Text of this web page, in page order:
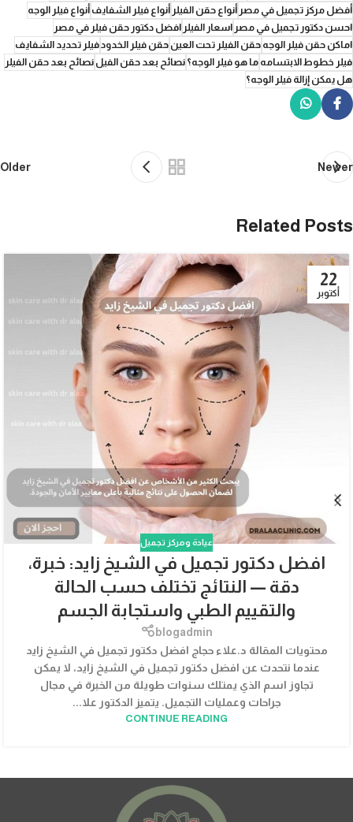
أفضل مركز تجميل في مصر أنواع حقن الفيلر أنواع فيلر الشفايف أنواع فيلر الوجه
احسن دكتور تجميل في مصر اسعار الفيلر افضل دكتور حقن فيلر في مصر
اماكن حقن فيلر الوجه حقن الفيلر تحت العين حقن فيلر الخدودفيلر تحديد الشفايف
فيلر خطوط الابتسامه ما هو فيلر الوجه؟ نصائح بعد حقن الفيل نصائح بعد حقن الفيلر
هل يمكن إزالة فيلر الوجه؟
Newer
Older
Related Posts
22
أكتوبر
عيادة ومركز تجميل
افضل دكتور تجميل في الشيخ زايد: خبرة،
دقة — النتائج تختلف حسب الحالة
والتقييم الطبي واستجابة الجسم
blogadmin
محتويات المقالة د.علاء حجاج افضل دكتور تجميل في الشيخ زايد
عندما نتحدث عن افضل دكتور تجميل في الشيخ زايد، لا يمكن
تجاوز اسم الذي يمتلك سنوات طويلة من الخبرة في مجال
جراحات وعمليات التجميل. يتميز الدكتور علا...
CONTINUE READING